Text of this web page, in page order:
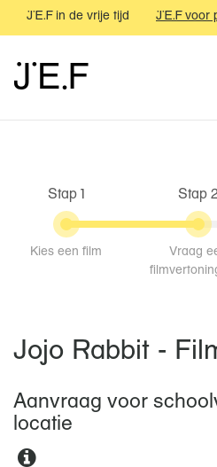
JEF in de vrije tijd JEF voor
JEF
JEF
Stap 1
Kies een film
Stap 2
Vraag
Jojo Rabbit -
Aanvraag voor
locatie